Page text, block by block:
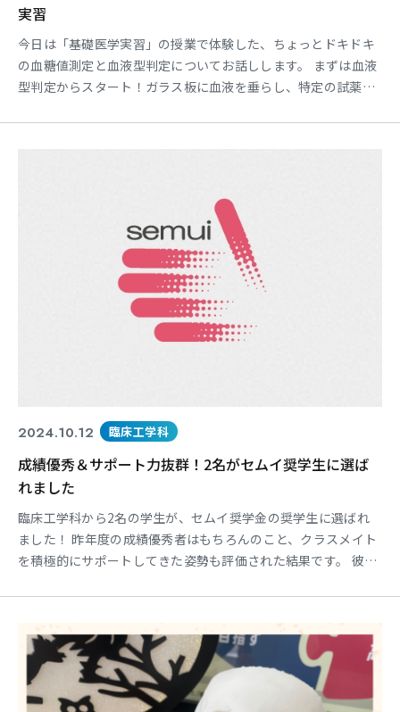
実習
今日は「基礎医学実習」の授業で体験した、ちょっとドキドキ
の血糖値測定と血液型判定についてお話しします。 まずは血液
型判定からスタート！ガラス板に血液を垂らし、特定の試薬を
す！A型、B型、O型、AB型、それぞれの反応の違いを見るのは
2024.10.12 臨床工学科
成績優秀＆サポート力抜群！2名がセムイ奨学生に選ば
れました
臨床工学科から2名の学生が、セムイ奨学金の奨学生に選ばれ
ました！ 昨年度の成績優秀者はもちろんのこと、クラスメイト
を積極的にサポートしてきた姿勢も評価された結果です。 彼女
東海医療科学
東海医療工学
CLOSE
東海医療科学
東海医療工学
CLOSE
東海医療科学
東海医療工学
CLOSE
東海医療科学
東海医療工学
CLOSE